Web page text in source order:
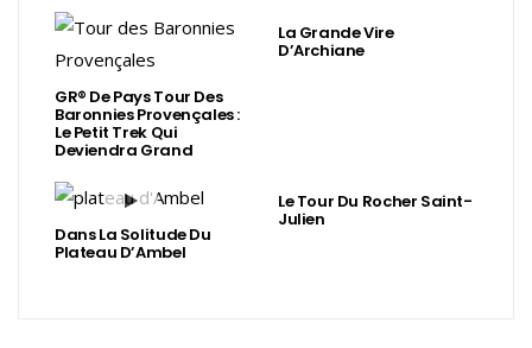
GR® De Pays Tour Des
Baronnies Provençales :
Le Petit Trek Qui
Deviendra Grand
La Grande Vire
D’Archiane
Dans La Solitude Du
Plateau D’Ambel
Le Tour Du Rocher Saint-
Julien